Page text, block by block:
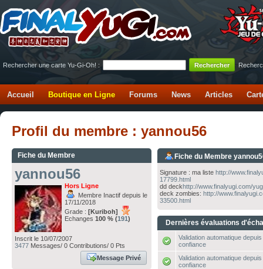
Rechercher une carte Yu-Gi-Oh! :
Accueil Boutique en Ligne Forums News Articles
Profil du membre : yannou56
Fiche du Membre
yannou56
Hors Ligne
Membre Inactif depuis le
17/11/2018
Grade : [Kuriboh]
Echanges 100 % (191)
Inscrit le 10/07/2007
3477 Messages/ 0 Contributions/ 0 Pts
Message Privé
Fiche du Membre
Signature : ma listehttp://
17799.html
dd deckhttp://www.finalyugi.com/
deck zombies:http://
33500.html
Dernières évaluations
Validation automatique
confiance
Validation automatique
confiance